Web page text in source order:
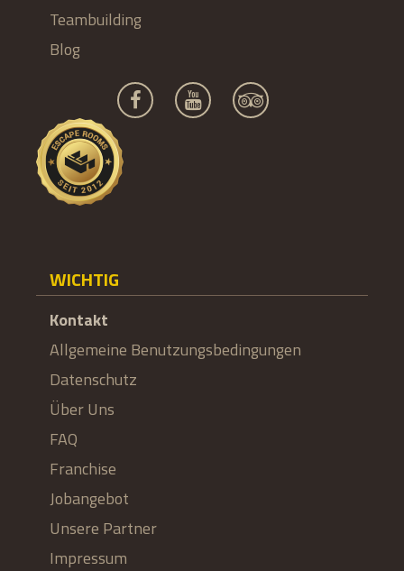
Teambuilding
Blog
WICHTIG
Kontakt
Allgemeine Benutzungsbedingungen
Datenschutz
Über Uns
FAQ
Franchise
Jobangebot
Unsere Partner
Impressum